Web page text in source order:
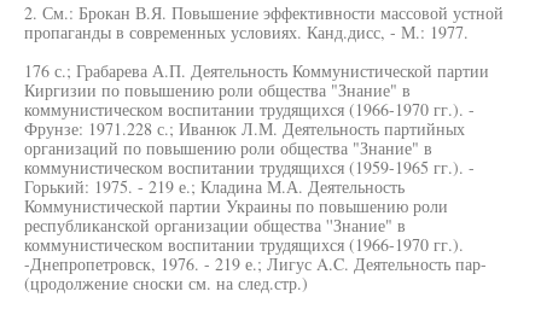
2. См.: Брокан В.Я. Повышение эффективности массовой устной
пропаганды в современных условиях. Канд.дисс, - М.: 1977.
176 с.; Грабарева А.П. Деятельность Коммунистической партии
Киргизии по повышению роли общества "Знание" в
коммунистическом воспитании трудящихся (1966-1970 гг.). -
Фрунзе: 1971.228 с.; Иванюк Л.М. Деятельность партийных
организаций по повышению роли общества "Знание" в
коммунистическом воспитании трудящихся (1959-1965 гг.). -
Горький: 1975. - 219 е.; Кладина М.А. Деятельность
Коммунистической партии Украины по повышению роли
республиканской организации общества ''Знание" в
коммунистическом воспитании трудящихся (1966-1970 гг.).
-Днепропетровск, 1976. - 219 е.; Лигус A.C. Деятельность пар-
(цродолжение сноски см. на след.стр.)